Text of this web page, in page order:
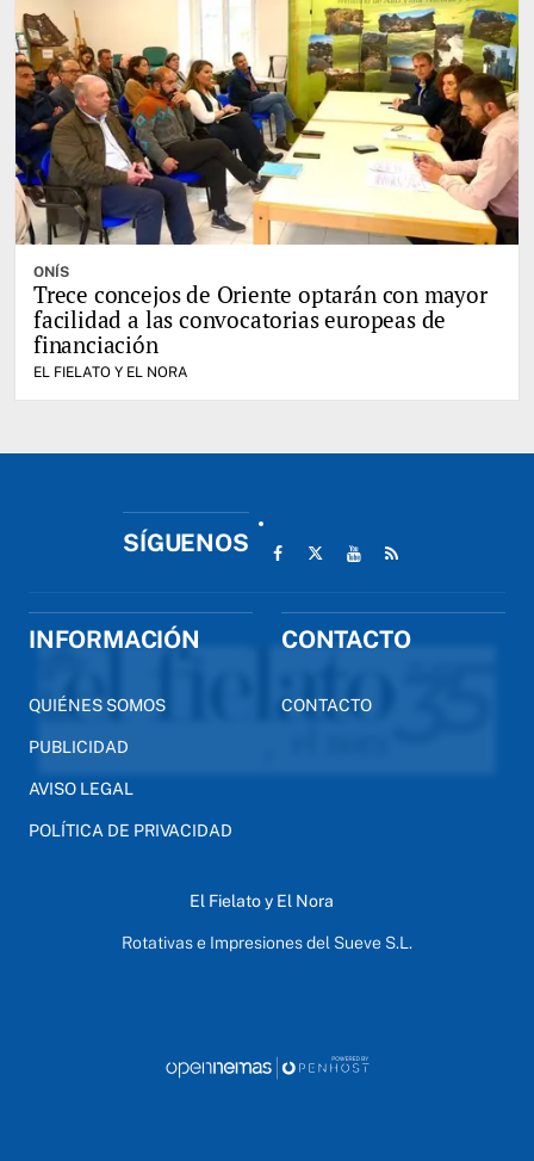
ONÍS
Trece concejos de Oriente optarán con mayor
facilidad a las convocatorias europeas de
financiación
EL FIELATO Y EL NORA
SÍGUENOS
INFORMACIÓN
QUIÉNES SOMOS
PUBLICIDAD
AVISO LEGAL
POLÍTICA DE PRIVACIDAD
CONTACTO
CONTACTO
El Fielato y El Nora
Rotativas e Impresiones del Sueve S.L.